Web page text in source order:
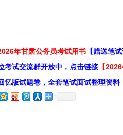
年甘肃公务员考试用书 【赠送笔
考试交流群开放中，点击链接 【
忆版试题卷，全套笔试面试整理资料